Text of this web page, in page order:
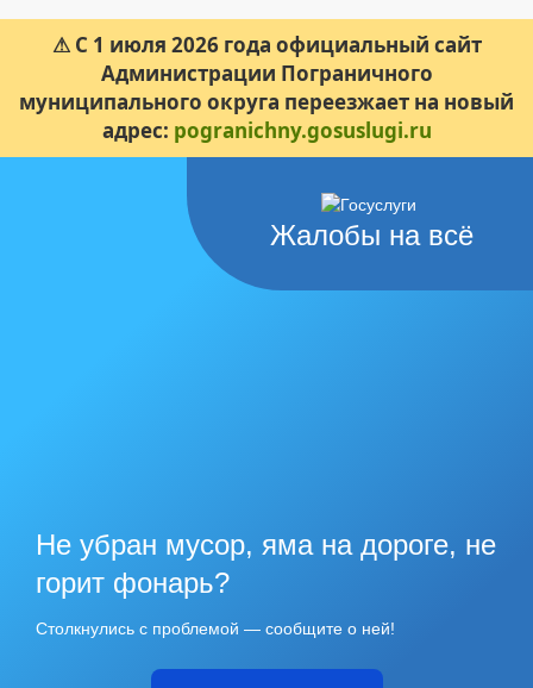
⚠ С 1 июля 2026 года официальный сайт
Администрации Пограничного
муниципального округа переезжает на новый
адрес: pogranichny.gosuslugi.ru
Жалобы на всё
Не убран мусор, яма на дороге, не
горит фонарь?
Столкнулись с проблемой — сообщите о ней!